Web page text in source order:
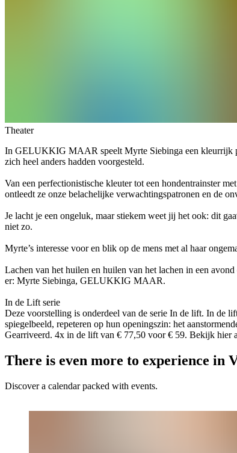
Theater
In GELUKKIG MAAR speelt Myrte Siebinga een kleurrijk
zich heel anders hadden voorgesteld.
Van een perfectionistische kleuter tot een hondentrainster
ontleedt ze onze belachelijke verwachtingspatronen en de
Je lacht je een ongeluk, maar stiekem weet jij het ook: dit
niet zo.
Myrte’s interesse voor en blik op de mens met al haar
Lachen van het huilen en huilen van het lachen in een
er: Myrte Siebinga, GELUKKIG MAAR.
In de Lift serie
Deze voorstelling is onderdeel van de serie In de lift. In de
spiegelbeeld, repeteren op hun openingszin: het
Gearriveerd. 4x in de lift van € 77,50 voor € 59. Bekijk hier
There is even more to experience in
Discover a calendar packed with events.